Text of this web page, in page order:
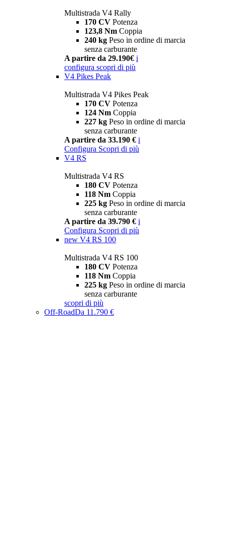
Multistrada V4 Rally
170 CV Potenza
123,8 Nm Coppia
240 kg Peso in ordine di marcia
senza carburante
A partire da 29.190€ i
configura scopri di più
V4 Pikes Peak
Multistrada V4 Pikes Peak
170 CV Potenza
124 Nm Coppia
227 kg Peso in ordine di marcia
senza carburante
A partire da 33.190 € i
Configura Scopri di più
V4 RS
Multistrada V4 RS
180 CV Potenza
118 Nm Coppia
225 kg Peso in ordine di marcia
senza carburante
A partire da 39.790 € i
Configura Scopri di più
new V4 RS 100
Multistrada V4 RS 100
180 CV Potenza
118 Nm Coppia
225 kg Peso in ordine di marcia
senza carburante
scopri di più
Off-RoadDa 11.790 €